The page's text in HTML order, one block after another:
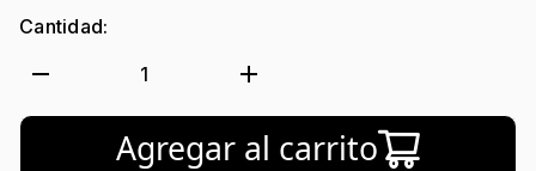
Tono Metal:
Metal: Oro 18 Kilates
Figuras Geométricas
Colección: Ninguno
Tipo de Broche: Mariposa
Cantidad:
remove 1 add
Agregar al carrito